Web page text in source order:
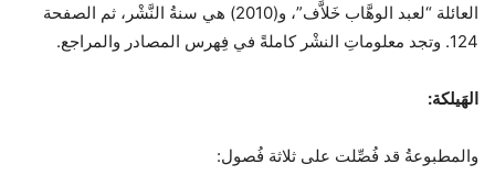
العائلة “لعبد الوهَّاب خَلاَّف”، و(2010) هي سنةُ النَّشْر، ثم الصفحة
124. وتجد معلوماتِ النشْر كاملةً في فِهرس المصادر والمراجع.
الهَيلكة:
والمطبوعةُ قد فُصِّلت على ثلاثة فُصول: